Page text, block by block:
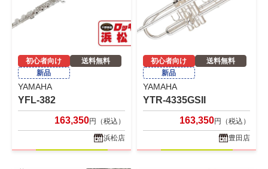
初心者向け
送料無料
新品
YAMAHA
YFL-382
163,350円（税込）
浜松店
初心者向け
送料無料
新品
YAMAHA
YTR-4335GSII
163,350円（税込）
豊田店